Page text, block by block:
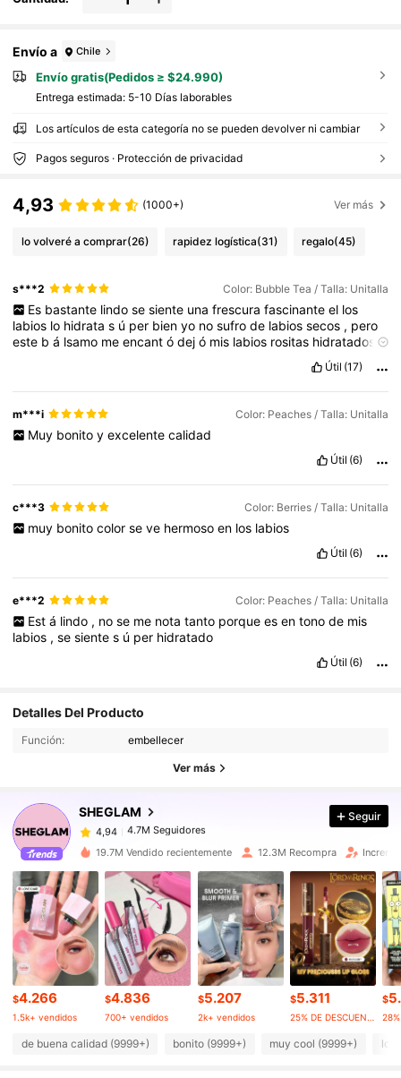
Envío a Chile
Envío gratis(Pedidos ≥ $24.990)
Entrega estimada: 5-10 Días laborables
Los artículos de esta categoría no se pueden devolver ni cambiar
Pagos seguros · Protección de privacidad
4,93 (1000+) Ver más
lo volveré a comprar(26) rapidez logística(31) regalo(45)
s***2 Color: Bubble Tea / Talla: Unitalla
Es bastante lindo se siente una frescura fascinante el los
labios lo hidratas ú per bienyo nosufrode labiossecos , pero
este bá lsamo meencantódejó mis labios rositas hidratados
😍😍😍😍😍😍😌😍😍
Útil (17)
m***i Color: Peaches / Talla: Unitalla
Muy bonito y excelente calidad
Útil (6)
c***3 Color: Berries / Talla: Unitalla
muy bonito color se ve hermoso en los labios
Útil (6)
e***2 Color: Peaches / Talla: Unitalla
Est á lindo , no se me nota tanto porque es en tono de mis
labios ,sesientes ú per hidratado
Útil (6)
Detalles Del Producto
Función: embellecer
Ver más
SHEGLAM
4,94 4.7M Seguidores
4.7M Seguidores
4,94
4.7M Seguidores
a***l
pagó Hace 14 horas
4,94 4.7M Seguidores
4,94 4.7M Seguidores
4,94 4.7M Seguidores
4,94 4.7M Seguidores
Seguir
19.7M Vendido recientemente 12.3M Recompra
$4.266
1.5k+ vendidos
$4.836
700+ vendidos
$5.207
2k+ vendidos
$5.311
25% DE DESCUENTO
$
de buena calidad (9999+) bonito (9999+) muy cool (9999+) lo